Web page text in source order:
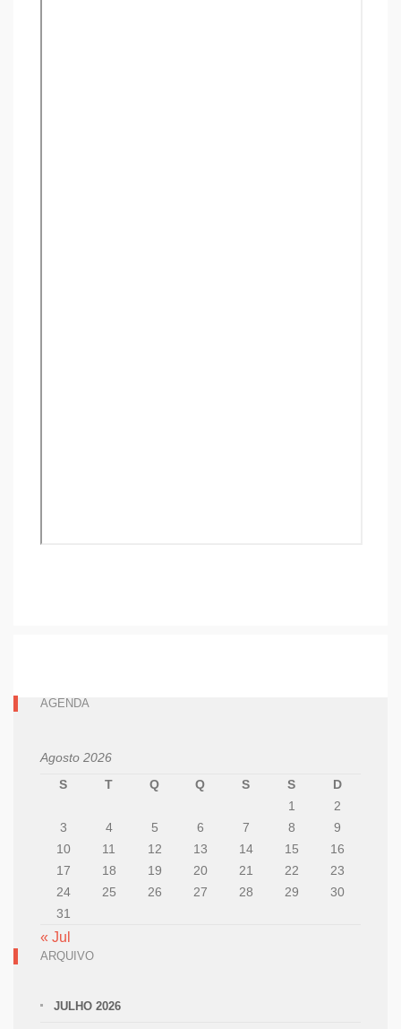
AGENDA
Agosto 2026
S
T Q Q S S
D
1
2
3
4 5 6 7 8
9
10
11 12 13 14 15
16
17
18 19 20 21 22
23
24
25 26 27 28 29
30
31
« Jul
ARQUIVO
JULHO 2026